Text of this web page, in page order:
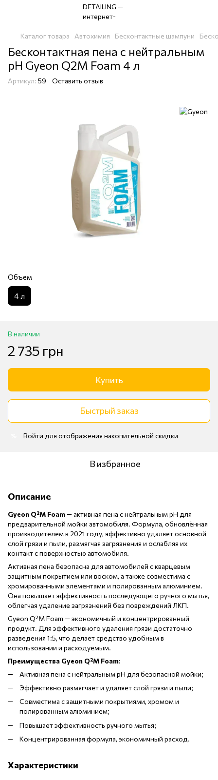
Каталог товара Автохимия Бесконтактные шампуни
Бесконтактная пена с нейтральным
pH Gyeon Q2M Foam 4 л
Артикул: 59 Оставить отзыв
Объем
4 л
В наличии
2 735 грн
Купить
Быстрый заказ
Войти для отображения накопительной скидки
В избранное
Описание
Gyeon Q²M Foam— активная пена с нейтральным pH для
предварительной мойки автомобиля. Формула, обновлённая
производителем в 2021 году, эффективно удаляет основной
слой грязи и пыли, размягчая загрязнения и ослабляя их
контакт с поверхностью автомобиля.
Активная пена безопасна для автомобилей с кварцевым
защитным покрытием или воском, а также совместима с
хромированными элементами и полированным алюминием.
Она повышает эффективность последующего ручного мытья,
облегчая удаление загрязнений без повреждений ЛКП.
Gyeon Q²M Foam — экономичный и концентрированный
продукт. Для эффективного удаления грязи достаточно
разведения 1:5, что делает средство удобным в
использовании и расходуемым.
Преимущества Gyeon Q²M Foam:
Активная пена с нейтральным pH для безопасной мойки;
Эффективно размягчает и удаляет слой грязи и пыли;
Совместима с защитными покрытиями, хромом и
полированным алюминием;
Повышает эффективность ручного мытья;
Концентрированная формула, экономичный расход.
Характеристики